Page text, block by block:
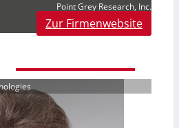
Point Grey Research, Inc.
Zur Firmenwebsite